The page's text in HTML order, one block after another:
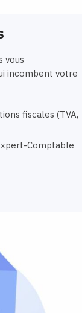
vous
incombent votre
fiscales (TVA,
Comptable